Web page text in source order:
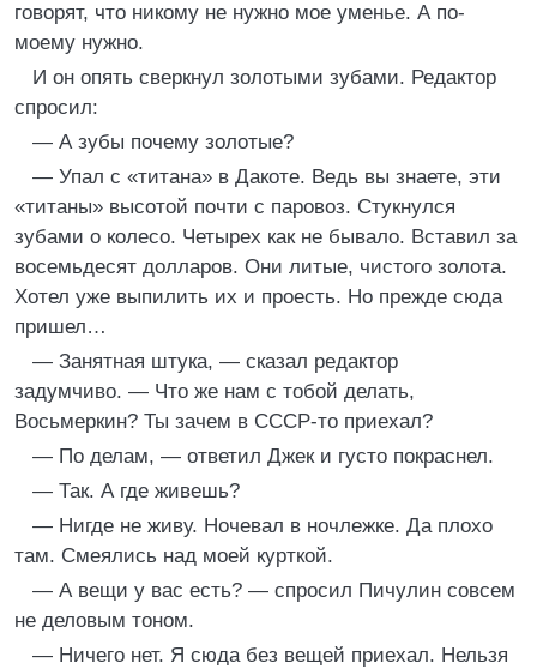
говорят, что никому не нужно мое уменье. А по-
моему нужно.
И он опять сверкнул золотыми зубами. Редактор
спросил:
— А зубы почему золотые?
— Упал с «титана» в Дакоте. Ведь вы знаете, эти
«титаны» высотой почти с паровоз. Стукнулся
зубами о колесо. Четырех как не бывало. Вставил за
восемьдесят долларов. Они литые, чистого золота.
Хотел уже выпилить их и проесть. Но прежде сюда
пришел…
— Занятная штука, — сказал редактор
задумчиво. — Что же нам с тобой делать,
Восьмеркин? Ты зачем в СССР-то приехал?
— По делам, — ответил Джек и густо покраснел.
— Так. А где живешь?
— Нигде не живу. Ночевал в ночлежке. Да плохо
там. Смеялись над моей курткой.
— А вещи у вас есть? — спросил Пичулин совсем
не деловым тоном.
— Ничего нет. Я сюда без вещей приехал. Нельзя